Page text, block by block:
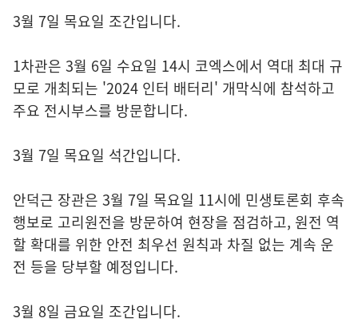
3월 7일 목요일 조간입니다.
1차관은 3월 6일 수요일 14시 코엑스에서 역대 최대 규
모로 개최되는 '2024 인터 배터리' 개막식에 참석하고
주요 전시부스를 방문합니다.
3월 7일 목요일 석간입니다.
안덕근 장관은 3월 7일 목요일 11시에 민생토론회 후속
행보로 고리원전을 방문하여 현장을 점검하고, 원전 역
할 확대를 위한 안전 최우선 원칙과 차질 없는 계속 운
전 등을 당부할 예정입니다.
3월 8일 금요일 조간입니다.